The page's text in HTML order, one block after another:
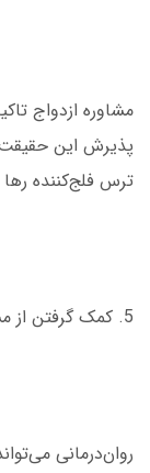
مشاوره ازدواج
پذیرش این
ترس فلج‌کننده
5. کمک گرفتن از مشاور یا درمان‌گر
روان‌درمانی